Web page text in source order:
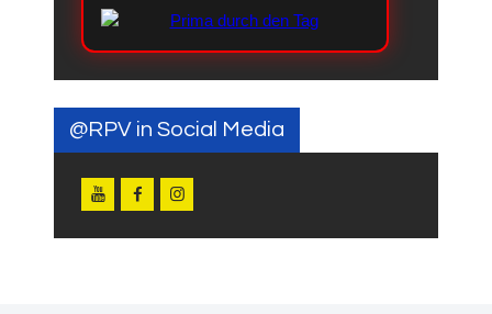
@RPV in Social Media